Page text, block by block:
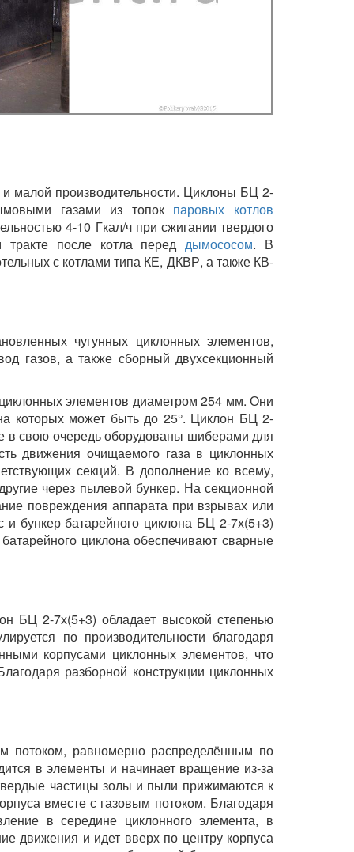
малой производительности. Циклоны БЦ 2-
газами из топок паровых котлов
4-10 Гкал/ч при сжигании твердого
тракте после котла переддымососом. В
с котлами типа КЕ, ДКВР, а также КВ-
чугунных циклонных элементов,
газов, а также сборный двухсекционный
элементов диаметром 254 мм. Они
которых может быть до 25°. Циклон БЦ 2-
в свою очередь оборудованы шиберами для
движения очищаемого газа в циклонных
секций. В дополнение ко всему,
через пылевой бункер. На секционной
повреждения аппарата при взрывах или
бункер батарейного циклона БЦ 2-7х(5+3)
циклона обеспечивают сварные
БЦ 2-7х(5+3) обладает высокой степенью
по производительности благодаря
корпусами циклонных элементов, что
разборной конструкции циклонных
потоком, равномерно распределённым по
в элементы и начинает вращение из-за
частицы золы и пыли прижимаются к
вместе с газовым потоком. Благодаря
в середине циклонного элемента, в
движения и идет вверх по центру корпуса